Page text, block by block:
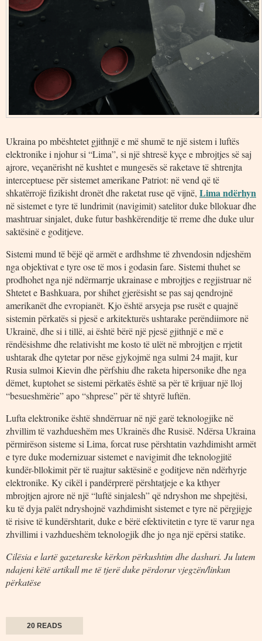
Ukraina po mbështetet gjithnjë e më shumë te një sistem i luftës
elektronike i njohur si “Lima”, si një shtresë kyçe e mbrojtjes së saj
ajrore, veçanërisht në kushtet e mungesës së raketave të shtrenjta
interceptuese për sistemet amerikane Patriot: në vend që të
shkatërrojë fizikisht dronët dhe raketat ruse që vijnë, Lima ndërhyn
në sistemet e tyre të lundrimit (navigimit) satelitor duke bllokuar dhe
mashtruar sinjalet, duke futur bashkërenditje të rreme dhe duke ulur
saktësinë e goditjeve.
Sistemi mund të bëjë që armët e ardhshme të zhvendosin ndjeshëm
nga objektivat e tyre ose të mos i godasin fare. Sistemi thuhet se
prodhohet nga një ndërmarrje ukrainase e mbrojtjes e regjistruar në
Shtetet e Bashkuara, por shihet gjerësisht se pas saj qendrojnë
amerikanët dhe evropianët. Kjo është arsyeja pse rusët e quajnë
sistemin përkatës si pjesë e arkitekturës ushtarake perëndiimore në
Ukrainë, dhe si i tillë, ai është bërë një pjesë gjithnjë e më e
rëndësishme dhe relativisht me kosto të ulët në mbrojtjen e rrjetit
ushtarak dhe qytetar por nëse gjykojmë nga sulmi 24 majit, kur
Rusia sulmoi Kievin dhe përfshiu dhe raketa hipersonike dhe nga
dëmet, kuptohet se sistemi përkatës është sa për të krijuar një lloj
“besueshmërie” apo “shprese” për të shtyrë luftën.
Lufta elektronike është shndërruar në një garë teknologjike në
zhvillim të vazhdueshëm mes Ukrainës dhe Rusisë. Ndërsa Ukraina
përmirëson sisteme si Lima, forcat ruse përshtatin vazhdimisht armët
e tyre duke modernizuar sistemet e navigimit dhe teknologjitë
kundër-bllokimit për të ruajtur saktësinë e goditjeve nën ndërhyrje
elektronike. Ky cikël i pandërprerë përshtatjeje e ka kthyer
mbrojtjen ajrore në një “luftë sinjalesh” që ndryshon me shpejtësi,
ku të dyja palët ndryshojnë vazhdimisht sistemet e tyre në përgjigje
të risive të kundërshtarit, duke e bërë efektivitetin e tyre të varur nga
zhvillimi i vazhdueshëm teknologjik dhe jo nga një epërsi statike.
Cilësia e lartë gazetareske kërkon përkushtim dhe dashuri. Ju lutem
ndajeni këtë artikull me të tjerë duke përdorur vjegzën/linkun
përkatëse
20 READS